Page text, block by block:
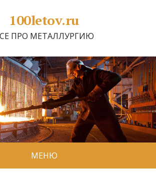
100letov.ru
ПРО МЕТАЛЛУРГИЮ
МЕНЮ